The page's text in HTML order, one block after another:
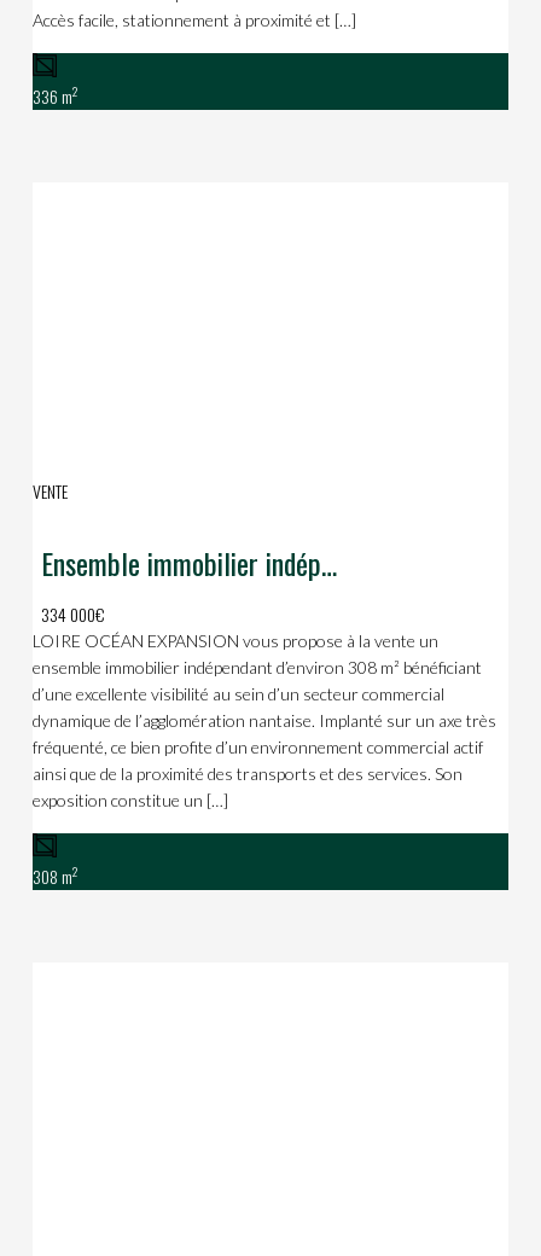
Accès facile, stationnement à proximité et […]
336 m2
VENTE
Ensemble immobilier indépendant à vendre  Fort potentiel d’exploitation
334 000€
LOIRE OCÉAN EXPANSION vous propose à la vente un
ensemble immobilier indépendant d’environ 308 m² bénéficiant
d’une excellente visibilité au sein d’un secteur commercial
dynamique de l’agglomération nantaise. Implanté sur un axe très
fréquenté, ce bien profite d’un environnement commercial actif
ainsi que de la proximité des transports et des services. Son
exposition constitue un […]
308 m2